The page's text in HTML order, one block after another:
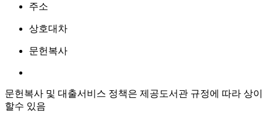
주소
상호대차
문헌복사
문헌복사 및 대출서비스 정책은 제공도서관 규정에 따라 상이
할수 있음